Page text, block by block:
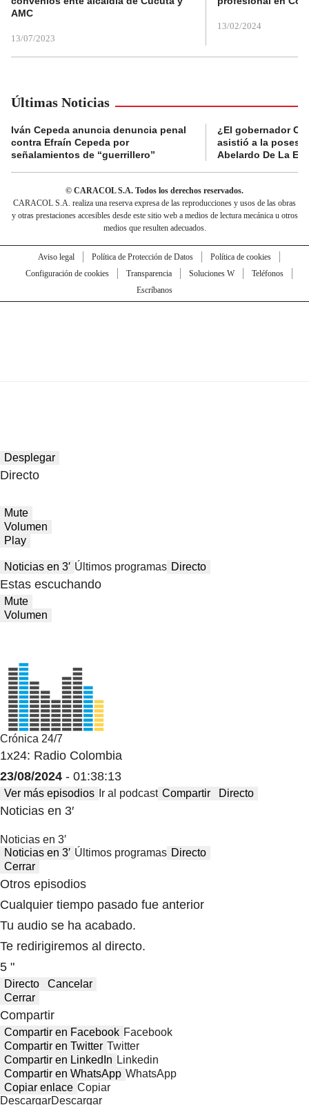
AMC
13/07/2023
13/02/2024
Últimas Noticias
Iván Cepeda anuncia denuncia penal
contra Efraín Cepeda por
señalamientos de “guerrillero”
¿El gobernador
asistió a la
Abelardo De La
© CARACOL S.A. Todos los derechos reservados.
CARACOL S.A. realiza una reserva expresa de las reproducciones y usos de las obras
y otras prestaciones accesibles desde este sitio web a medios de lectura mecánica u otros
medios que resulten adecuados.
Aviso legal Política de Protección de Datos
Política de cookies
Configuración de cookies
Transparencia Soluciones W
Teléfonos
Escríbanos
Desplegar
Directo
Mute
Volumen
Play
Noticias en 3′ Últimos programas Directo
Estas escuchando
Mute
Volumen
Crónica 24/7
1x24: Radio Colombia
23/08/2024 - 01:38:13
Ver más episodios Ir al podcast Compartir Directo
Noticias en 3′
Noticias en 3′
Noticias en 3′ Últimos programas Directo
Cerrar
Otros episodios
Cualquier tiempo pasado fue anterior
Tu audio se ha acabado.
Te redirigiremos al directo.
5 "
Directo
Cancelar
Cerrar
Compartir
Compartir en Facebook Facebook
Compartir en Twitter Twitter
Compartir en LinkedIn Linkedin
Compartir en WhatsApp WhatsApp
Copiar enlace Copiar
DescargarDescargar